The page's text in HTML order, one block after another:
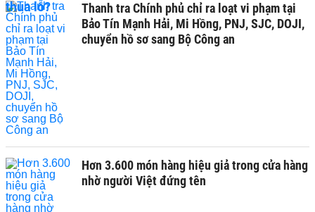
Thanh tra Chính phủ chỉ ra loạt vi phạm tại
Bảo Tín Mạnh Hải, Mi Hồng, PNJ, SJC, DOJI,
chuyển hồ sơ sang Bộ Công an
Hơn 3.600 món hàng hiệu giả trong cửa hàng
nhờ người Việt đứng tên